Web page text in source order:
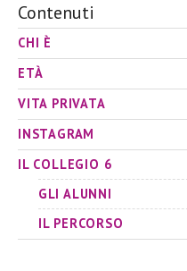
Contenuti
CHI È
ETÀ
VITA PRIVATA
INSTAGRAM
IL COLLEGIO 6
GLI ALUNNI
IL PERCORSO